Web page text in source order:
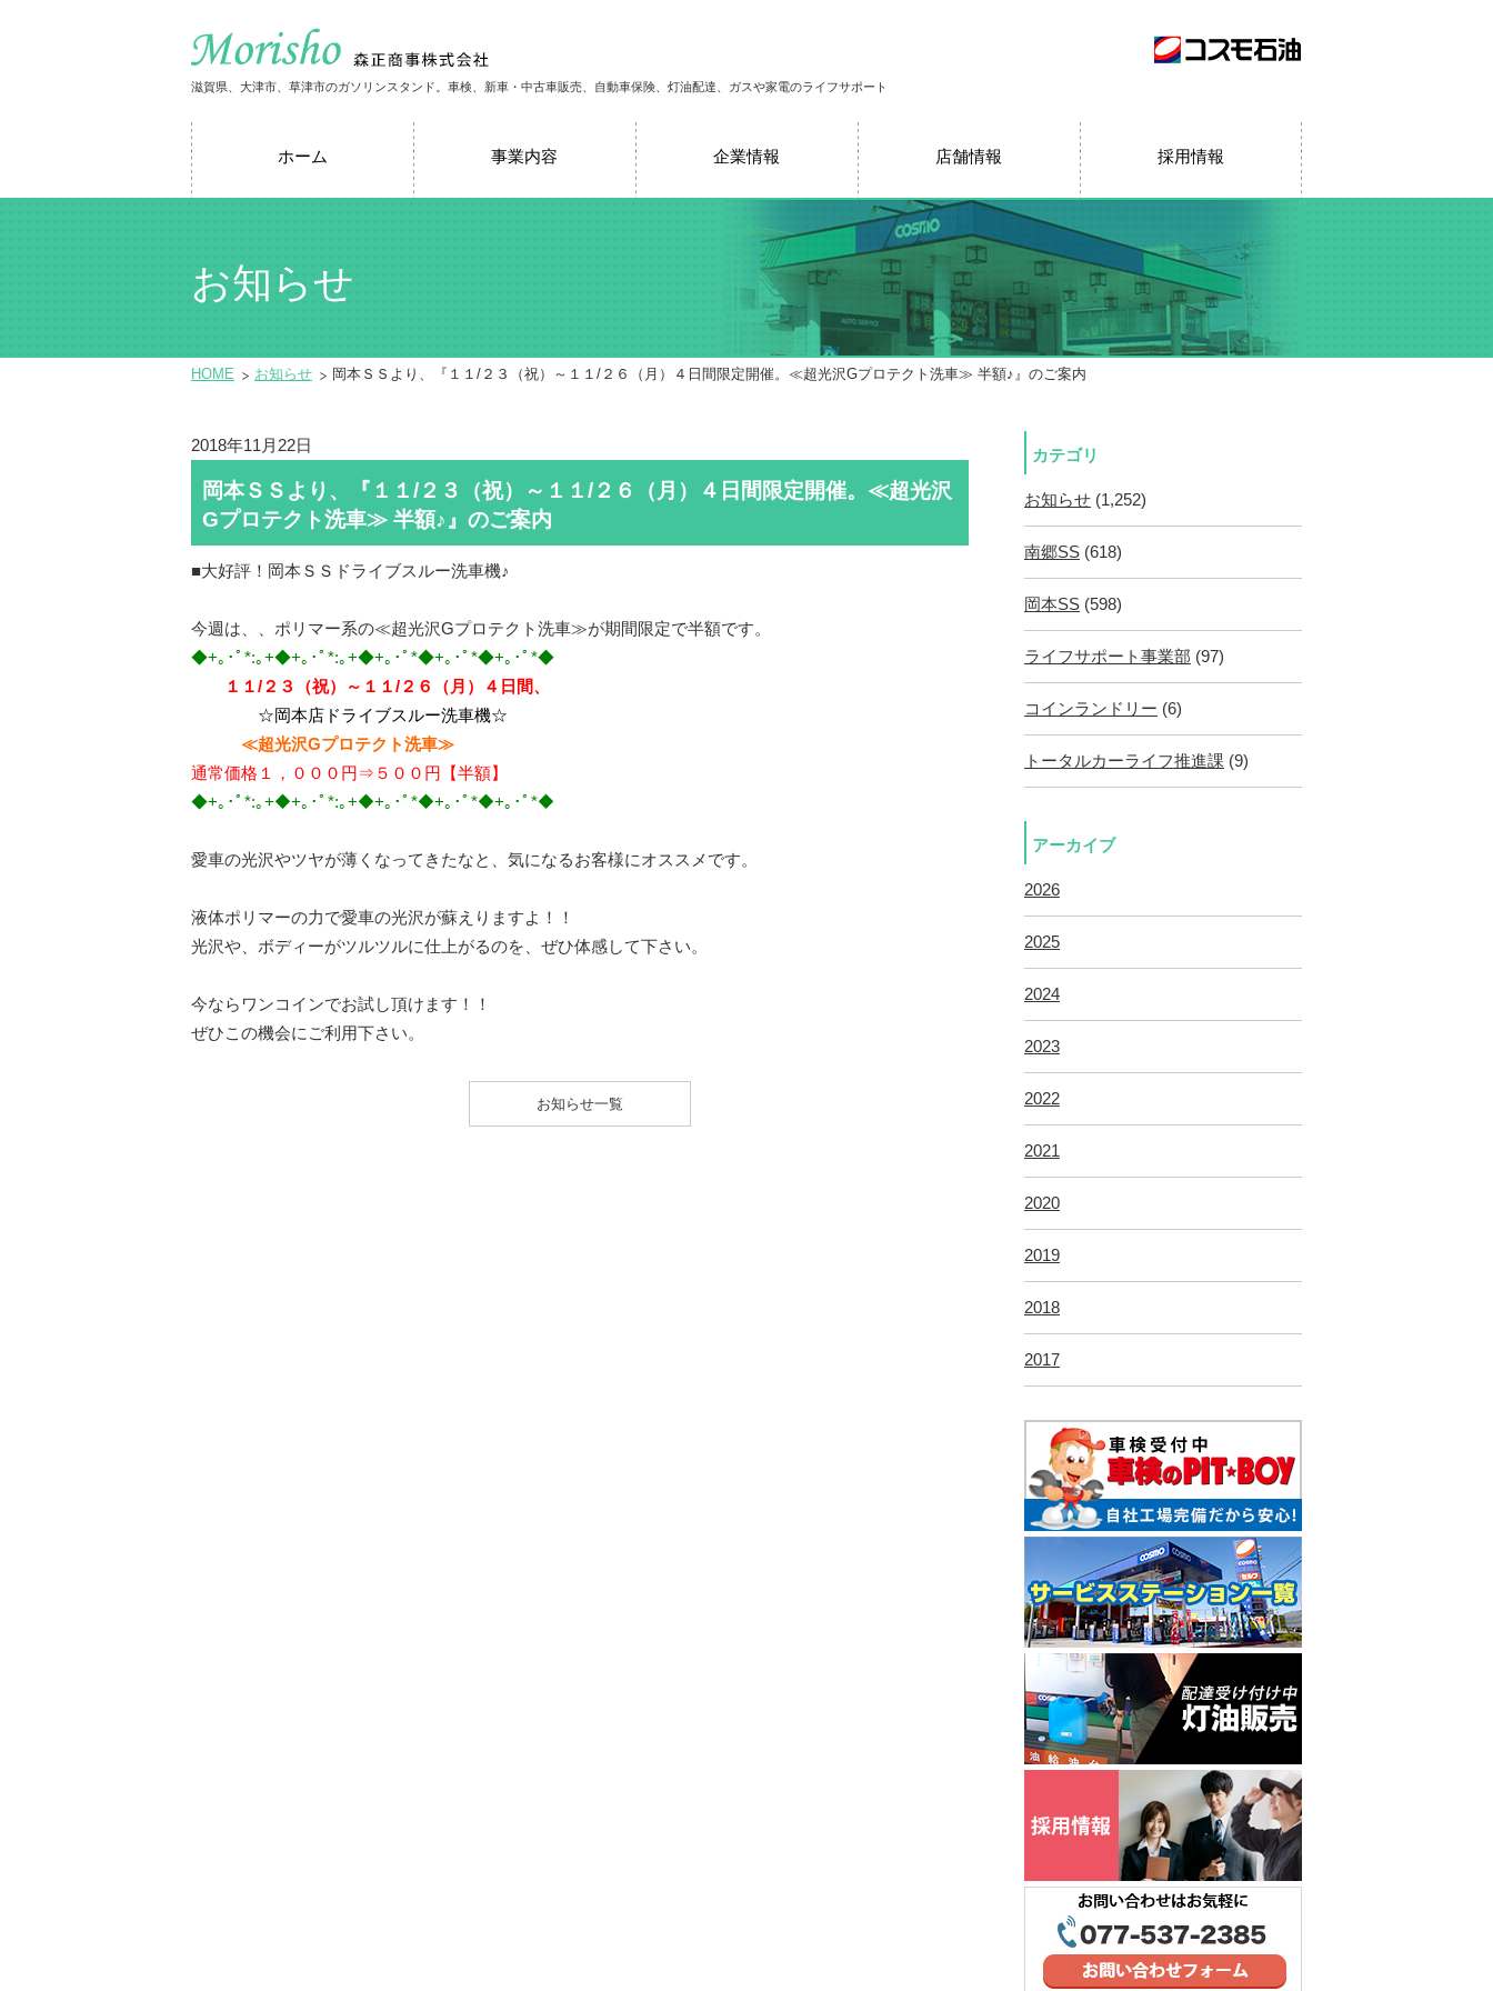
滋賀県、大津市、草津市のガソリンスタンド。車検、新車・中古車販売、自動車保険、灯油配達、ガスや家電のライフサポート
ホーム 事業内容 企業情報 店舗情報 採用情報
お知らせ
HOME お知らせ 岡本ＳＳより、『１１/２３（祝）～１１/２６（月）４日間限定開催。≪超光沢Gプロテクト洗車≫ 半額♪』のご案内
2018年11月22日
岡本ＳＳより、『１１/２３（祝）～１１/２６（月）４日間限定開催。≪超光沢
Gプロテクト洗車≫ 半額♪』のご案内
■大好評！岡本ＳＳドライブスルー洗車機♪
今週は、、ポリマー系の≪超光沢Gプロテクト洗車≫が期間限定で半額です。
◆+｡･ﾟ*:｡+◆+｡･ﾟ*:｡+◆+｡･ﾟ*◆+｡･ﾟ*◆+｡･ﾟ*◆
１１/２３（祝）～１１/２６（月）４日間、
☆岡本店ドライブスルー洗車機☆
≪超光沢Gプロテクト洗車≫
通常価格１，０００円⇒５００円【半額】
◆+｡･ﾟ*:｡+◆+｡･ﾟ*:｡+◆+｡･ﾟ*◆+｡･ﾟ*◆+｡･ﾟ*◆
愛車の光沢やツヤが薄くなってきたなと、気になるお客様にオススメです。
液体ポリマーの力で愛車の光沢が蘇えりますよ！！
光沢や、ボディーがツルツルに仕上がるのを、ぜひ体感して下さい。
今ならワンコインでお試し頂けます！！
ぜひこの機会にご利用下さい。
お知らせ一覧
カテゴリ
お知らせ (1,252)
南郷SS (618)
岡本SS (598)
ライフサポート事業部 (97)
コインランドリー (6)
トータルカーライフ推進課 (9)
アーカイブ
2026
2025
2024
2023
2022
2021
2020
2019
2018
2017